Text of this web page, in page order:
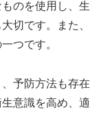
のを使用し、生
切です。また、
つです。
予防方法も存在
意識を高め、適